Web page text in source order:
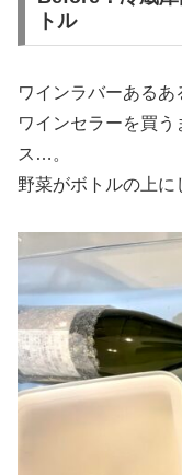
トル
ワインラバーあるあ
ワインセラーを買
ス…。
野菜がボトルの上に